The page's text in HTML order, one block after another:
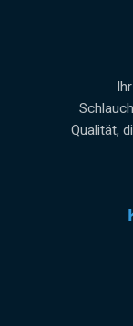
Qualität,